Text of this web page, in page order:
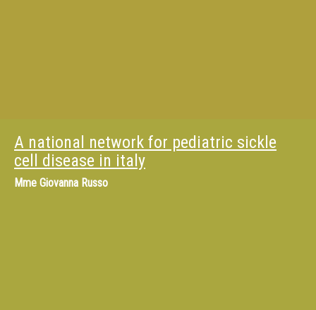
A national network for pediatric sickle
cell disease in italy
Mme Giovanna Russo